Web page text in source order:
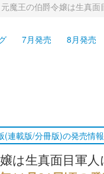
魔王の伯爵令嬢は生真
7月発売 8月発売
(連載版/分冊版)の発売情報
生真面目軍